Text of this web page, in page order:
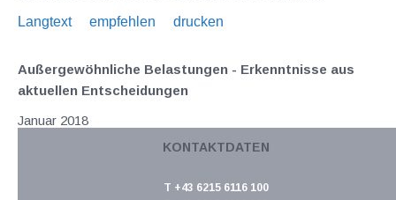
Langtext
empfehlen drucken
Außergewöhnliche Belastungen - Erkenntnisse aus
aktuellen Entscheidungen
Januar 2018
Einige BFG-Entscheidungen haben sich zuletzt mit der
außergewöhnliche Belastungen befasst: Kein Kilometergeld
KONTAKTDATEN
T +43 6215 6116 100